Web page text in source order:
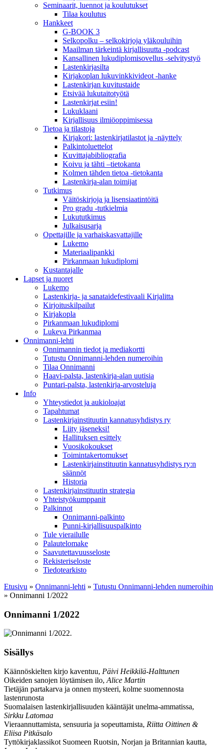
Seminaarit, luennot ja koulutukset
Tilaa koulutus
Hankkeet
G-BOOK 3
Selkopolku – selkokirjoja yläkouluihin
Maailman tärkeintä kirjallisuutta -podcast
Kansallinen lukudiplomisovellus -selvitystyö
Lastenkirjasilta
Kirjakoplan lukuvinkkivideot -hanke
Lastenkirjan kuvitustaide
Etsivää lukutaitotyötä
Lastenkirjat esiin!
Lukuklaani
Kirjallisuus ilmiöoppimisessa
Tietoa ja tilastoja
Kirjakori: lastenkirjatilastot ja -näyttely
Palkintoluettelot
Kuvittaja­bibliografia
Koivu ja tähti –tietokanta
Kolmen tähden tietoa -tietokanta
Lastenkirja-alan toimijat
Tutkimus
Väitöskirjoja ja lisensiaatintöitä
Pro gradu -tutkielmia
Lukututkimus
Julkaisusarja
Opettajille ja varhaiskasvattajille
Lukemo
Materiaalipankki
Pirkanmaan lukudiplomi
Kustantajalle
Lapset ja nuoret
Lukemo
Lastenkirja- ja sanataidefestivaali Kirjalitta
Kirjoituskilpailut
Kirjakopla
Pirkanmaan lukudiplomi
Lukeva Pirkanmaa
Onnimanni-lehti
Onnimannin tiedot ja mediakortti
Tutustu Onnimanni-lehden numeroihin
Tilaa Onnimanni
Haavi-palsta, lastenkirja-alan uutisia
Puntari-palsta, lastenkirja-arvosteluja
Info
Yhteystiedot ja aukioloajat
Tapahtumat
Lastenkirjainstituutin kannatusyhdistys ry
Liity jäseneksi!
Hallituksen esittely
Vuosikokoukset
Toimintakertomukset
Lastenkirjainstituutin kannatusyhdistys ry:n
säännöt
Historia
Lastenkirjainstituutin strategia
Yhteistyökumppanit
Palkinnot
Onnimanni-palkinto
Punni-kirjallisuuspalkinto
Tule vierailulle
Palautelomake
Saavutettavuusseloste
Rekisteriseloste
Tiedotearkisto
Etusivu » Onnimanni-lehti » Tutustu Onnimanni-lehden numeroihin
» Onnimanni 1/2022
Onnimanni 1/2022
Sisällys
Käännöskielten kirjo kaventuu, Päivi Heikkilä-Halttunen
Oikeiden sanojen löytämisen ilo, Alice Martin
Tietäjän partakarva ja onnen mysteeri, kolme suomennosta
lastenrunosta
Suomalaisen lastenkirjallisuuden kääntäjät unelma-ammatissa,
Sirkku Latomaa
Vieraannuttamista, sensuuria ja sopeuttamista, Riitta Oittinen &
Eliisa Pitkäsalo
Tyttökirjaklassikot Suomeen Ruotsin, Norjan ja Britannian kautta,